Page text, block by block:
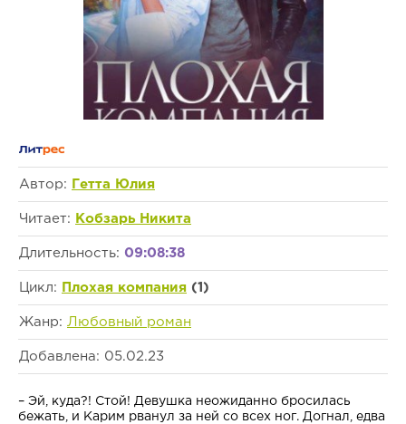
Автор: Гетта Юлия
Читает: Кобзарь Никита
Длительность: 09:08:38
Цикл: Плохая компания (1)
Жанр: Любовный роман
Добавлена: 05.02.23
– Эй, куда?! Стой! Девушка неожиданно бросилась
бежать, и Карим рванул за ней со всех ног. Догнал, едва